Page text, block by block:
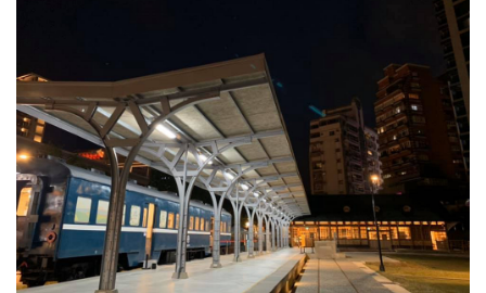
資
源
補
助/
申
請
案
件